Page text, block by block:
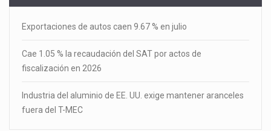
Exportaciones de autos caen 9.67 % en julio
Cae 1.05 % la recaudación del SAT por actos de
fiscalización en 2026
Industria del aluminio de EE. UU. exige mantener aranceles
fuera del T-MEC